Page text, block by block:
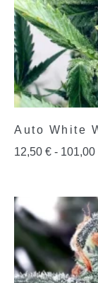
Auto White
12,50 € - 101,00